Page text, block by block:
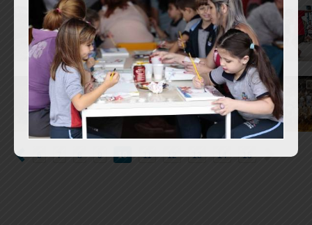
6 7 8 9 10 11 12 13 14 15